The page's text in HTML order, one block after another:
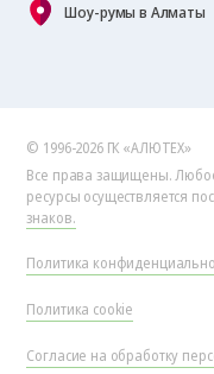
Шоу-румы в Алматы
© 1996-2026 ГК «АЛЮТЕХ»
Все права защищены.
ресурсы осуществляется
знаков.
Политика
Политика cookie
Согласие на обработку